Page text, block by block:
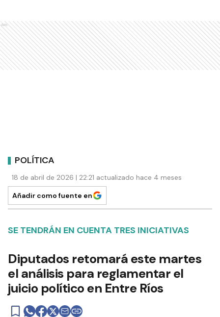
Ads
POLÍTICA
18 de abril de 2026 | 22:21 actualizado hace 4 meses
Añadir como fuente en
SE TENDRÁN EN CUENTA TRES INICIATIVAS
Diputados retomará este martes
el análisis para reglamentar el
juicio político en Entre Ríos